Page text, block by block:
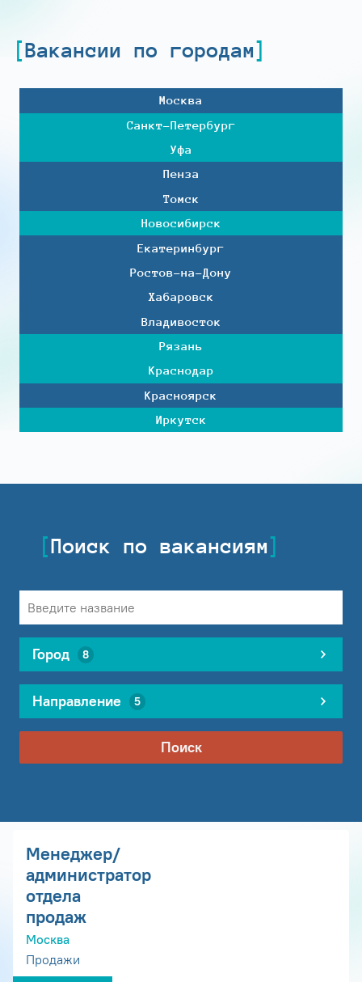
Вакансии по городам
Москва
Санкт-Петербург
Уфа
Пенза
Томск
Новосибирск
Екатеринбург
Ростов-на-Дону
Хабаровск
Владивосток
Рязань
Краснодар
Красноярск
Иркутск
Поиск по вакансиям
Город 8
Направление 5
Поиск
Менеджер/
администратор
отдела
продаж
Москва
Продажи